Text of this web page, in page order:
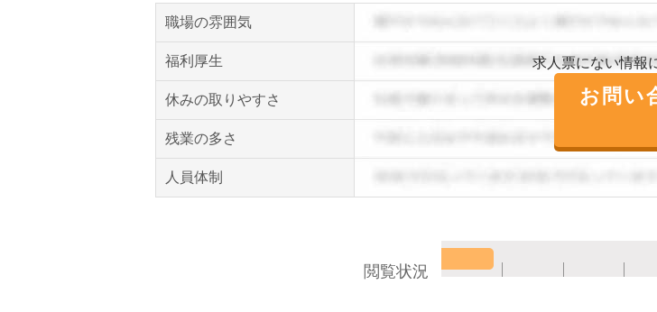
職場の雰囲気
求人票にない情報
お問い
福利厚生
休みの取りやすさ
残業の多さ
人員体制
閲覧状況